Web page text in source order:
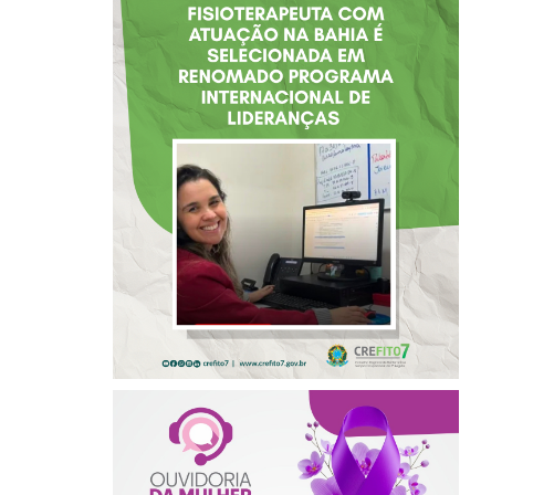
FISIOTERAPEUTA
COM ATUAÇÃO NA
BAHIA É
SELECIONADA EM
RENOMADO
PROGRAMA
INTERNACIONAL
DE LIDERANÇAS
AGOSTO LILÁS –